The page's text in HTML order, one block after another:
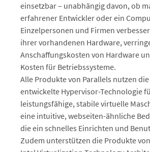
einsetzbar – unabhängig davon, ob
erfahrener Entwickler oder ein
Einzelpersonen und Firmen
ihrer vorhandenen Hardware,
Anschaffungskosten von Hardware
Kosten für Betriebssysteme.
Alle Produkte von Parallels nutzen
entwickelte Hypervisor-Technologie
leistungsfähige, stabile virtuelle
eine intuitive, webseiten-ähnliche
die ein schnelles Einrichten und
Zudem unterstützen die Produkte